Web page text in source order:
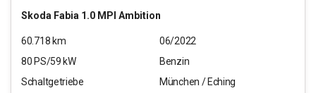
Skoda Fabia 1.0 MPI Ambition
60.718 km
06/2022
80 PS/59 kW
Benzin
Schaltgetriebe
München / Eching